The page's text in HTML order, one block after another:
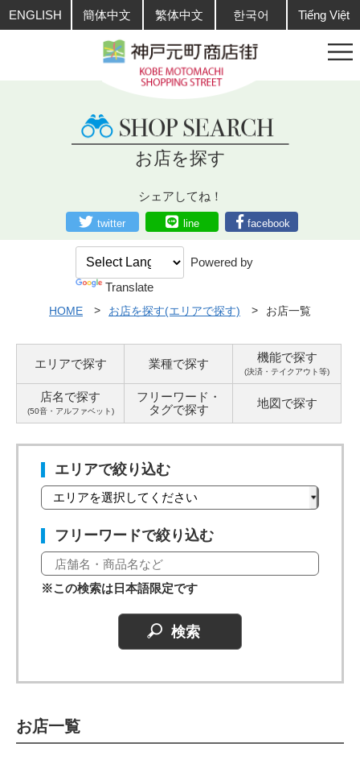
ENGLISH 簡体中文 繁体中文 한국어 Tiếng Việt
お店を探す
シェアしてね！
twitter line facebook
Powered by
Translate
HOME お店を探す(エリアで探す) お店一覧
エリアで探す 業種で探す 機能で探す
(決済・テイクアウト等)
店名で探す
(50音・アルファベット)
フリーワード・
タグで探す 地図で探す
エリアで絞り込む
フリーワードで絞り込む
※この検索は日本語限定です
お店一覧